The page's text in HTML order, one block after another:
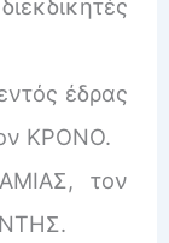
έδρας
ΚΡΟΝΟ.
τον